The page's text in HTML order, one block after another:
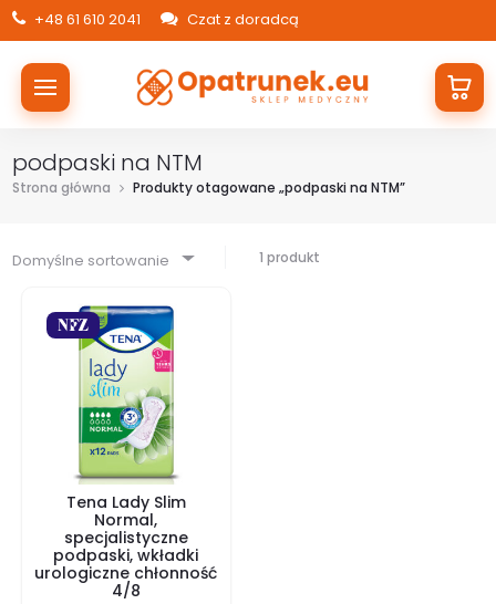
+48 61 610 2041 Czat z doradcą
podpaski na NTM
Strona główna Produkty otagowane „podpaski na NTM”
Domyślne sortowanie 1 produkt
Tena Lady Slim
Normal,
specjalistyczne
podpaski, wkładki
urologiczne chłonność
4/8